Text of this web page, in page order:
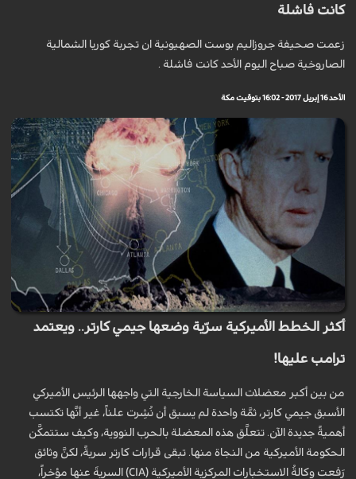
كانت فاشلة
زعمت صحيفة جروزاليم بوست الصهيونية ان تجربة كوريا الشمالية
الصاروخية صباح اليوم الأحد كانت فاشلة .
الأحد 16 إبريل 2017 - 16:02 بتوقيت مكة
أكثر الخطط الأميركية سرّية وضعها جيمي كارتر.. ويعتمد
ترامب عليها!
من بين أكبر معضلات السياسة الخارجية التي واجهها الرئيس الأميركي
الأسبق جيمي كارتر، ثمَّة واحدة لم يسبق أن نُشِرت علناً، غير أنَّها تكتسب
أهميةً جديدة الآن. تتعلَّق هذه المعضلة بالحرب النووية، وكيف ستتمكَّن
الحكومة الأميركية من النجاة منها. تبقى قرارات كارتر سريةً، لكنَّ وثائق
رَفعت وكالةُ الاستخبارات المركزية الأميركية (CIA) السريةَ عنها مؤخراً،